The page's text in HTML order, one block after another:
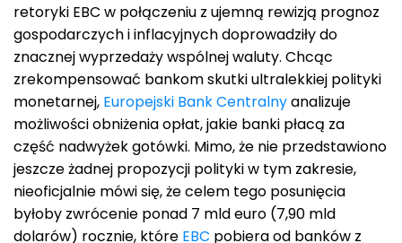
retoryki EBC w połączeniu z ujemną rewizją prognoz
gospodarczych i inflacyjnych doprowadziły do
znacznej wyprzedaży wspólnej waluty. Chcąc
zrekompensować bankom skutki ultralekkiej polityki
monetarnej, Europejski Bank Centralnyanalizuje
możliwości obniżenia opłat, jakie banki płacą za
część nadwyżek gotówki. Mimo, że nie przedstawiono
jeszcze żadnej propozycji polityki w tym zakresie,
nieoficjalnie mówi się, że celem tego posunięcia
byłoby zwrócenie ponad 7 mld euro (7,90 mld
dolarów) rocznie, które EBC pobiera od banków z